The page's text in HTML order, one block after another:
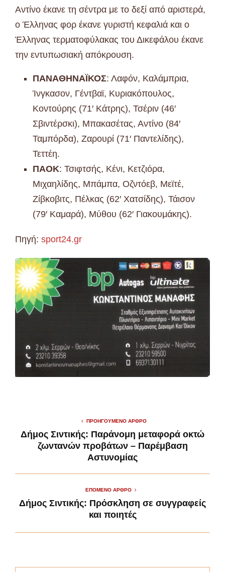
Αντίνο έκανε τη σέντρα με το δεξί από αριστερά,
ο Έλληνας φορ έκανε γυριστή κεφαλιά και ο
Έλληνας τερματοφύλακας του Δικεφάλου έκανε
την εντυπωσιακή απόκρουση.
ΠΑΝΑΘΗΝΑΪΚΟΣ: Λαφόν, Καλάμπρια,
Ίνγκασον, Γέντβαϊ, Κυριακόπουλος,
Κοντούρης (71′ Κάτρης), Τσέριν (46′
Σβιντέρσκι), Μπακασέτας, Αντίνο (84′
Ταμπόρδα), Ζαρουρί (71′ Παντελίδης),
Τεττέη.
ΠΑΟΚ: Τσιφτσής, Κένι, Κετζιόρα,
Μιχαηλίδης, Μπάμπα, Οζντόεβ, Μεϊτέ,
Ζίβκοβιτς, Πέλκας (62′ Χατσίδης), Τάισον
(79′ Καμαρά), Μύθου (62′ Γιακουμάκης).
Πηγή: sport24.gr
ΠΡΟΗΓΟΎΜΕΝΟ ΆΡΘΡΟ
Δήμος Σιντικής: Παράνομη μεταφορά οκτώ
ζωντανών προβάτων – Παρέμβαση
Αστυνομίας
ΕΠΌΜΕΝΟ ΆΡΘΡΟ
Δήμος Σιντικής: Πρόσκληση σε συγγραφείς
και ποιητές